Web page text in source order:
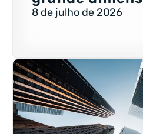
8 de julho de 2026